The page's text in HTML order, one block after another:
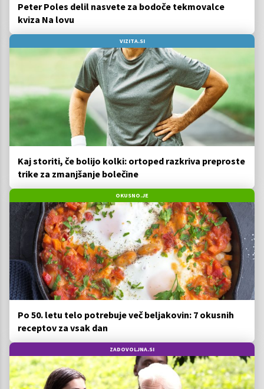
Peter Poles delil nasvete za bodoče tekmovalce
kviza Na lovu
VIZITA.SI
Kaj storiti, če bolijo kolki: ortoped razkriva preproste
trike za zmanjšanje bolečine
OKUSNO.JE
Po 50. letu telo potrebuje več beljakovin: 7 okusnih
receptov za vsak dan
ZADOVOLJNA.SI